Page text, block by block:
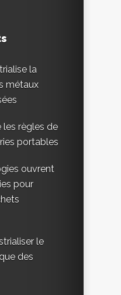
la
métaux
les règles de
portables
ouvrent
pour
le
des